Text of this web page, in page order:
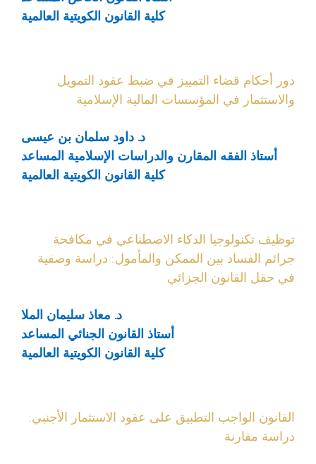
كلية القانون الكويتية العالمية
دور أحكام قضاء التمييز في ضبط عقود التمويل
والاستثمار في المؤسسات المالية الإسلامية
د. داود سلمان بن عيسى
أستاذ الفقه المقارن والدراسات الإسلامية المساعد
كلية القانون الكويتية العالمية
توظيف تكنولوجيا الذكاء الاصطناعي في مكافحة
جرائم الفساد بين الممكن والمأمول: دراسة وصفية
في حقل القانون الجزائي
د. معاذ سليمان الملا
أستاذ القانون الجنائي المساعد
كلية القانون الكويتية العالمية
القانون الواجب التطبيق على عقود الاستثمار الأجنبي:
دراسة مقارنة